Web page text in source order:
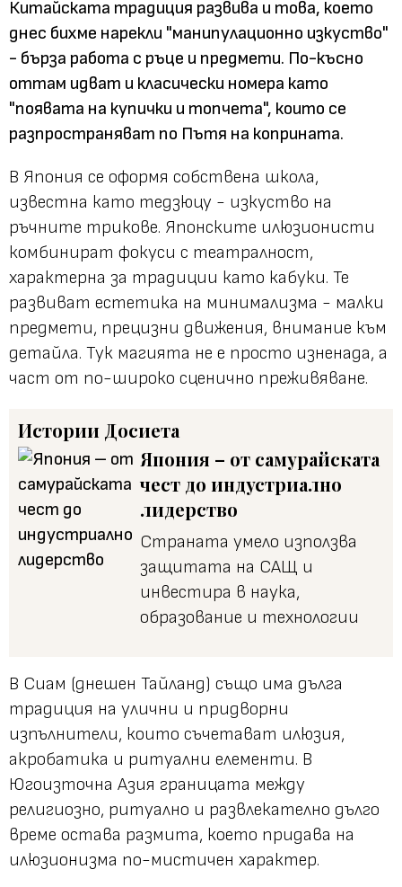
Китайската традиция развива и това, което
днес бихме нарекли "манипулационно изкуство"
- бърза работа с ръце и предмети. По-късно
оттам идват и класически номера като
"появата на купички и топчета", които се
разпространяват по Пътя на коприната.
В Япония се оформя собствена школа,
известна като тедзюцу - изкуство на
ръчните трикове. Японските илюзионисти
комбинират фокуси с театралност,
характерна за традиции като кабуки. Те
развиват естетика на минимализма - малки
предмети, прецизни движения, внимание към
детайла. Тук магията не е просто изненада, а
част от по-широко сценично преживяване.
Истории Досиета
Япония – от самурайската
чест до индустриално
лидерство
Страната умело използва
защитата на САЩ и
инвестира в наука,
образование и технологии
В Сиам (днешен Тайланд) също има дълга
традиция на улични и придворни
изпълнители, които съчетават илюзия,
акробатика и ритуални елементи. В
Югоизточна Азия границата между
религиозно, ритуално и развлекателно дълго
време остава размита, което придава на
илюзионизма по-мистичен характер.